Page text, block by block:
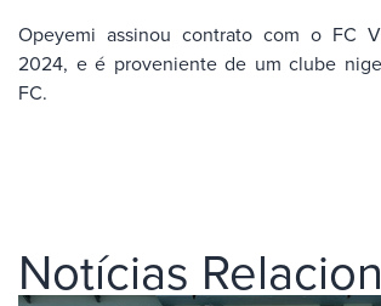
Opeyemi assinou contrato com o FC
2024, e é proveniente de um clube
FC.
Notícias